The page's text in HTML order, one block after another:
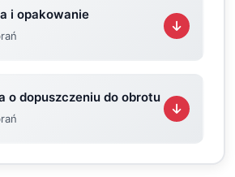
i opakowanie
o dopuszczeniu do obrotu